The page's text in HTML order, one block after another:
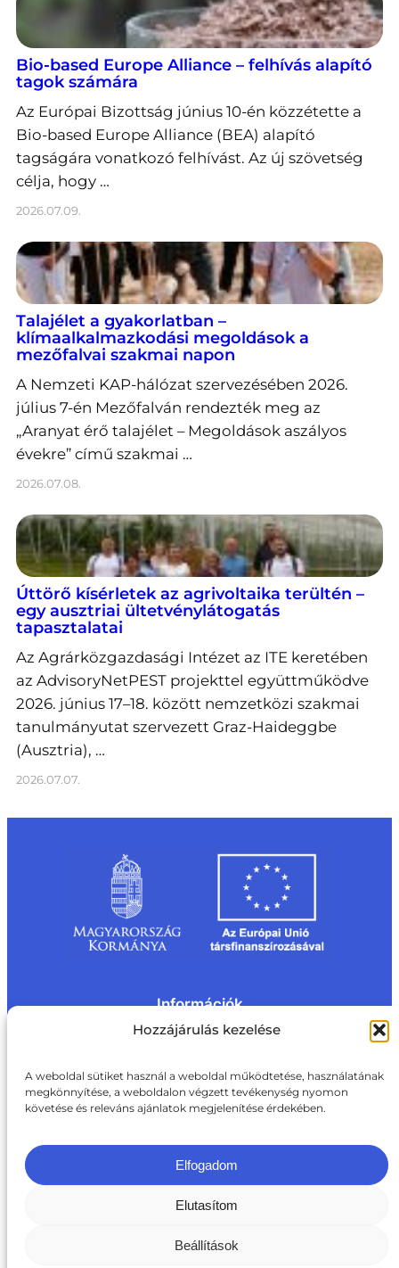
Hozzájárulás kezelése
A weboldal sütiket használ a weboldal működtetése, használatának
megkönnyítése, a weboldalon végzett tevékenység nyomon
követése és releváns ajánlatok megjelenítése érdekében.
Elfogadom
Elutasítom
Beállítások
Bio-based Europe Alliance – felhívás alapító
tagok számára
Az Európai Bizottság június 10-én közzétette a
Bio-based Europe Alliance (BEA) alapító
tagságára vonatkozó felhívást. Az új szövetség
célja, hogy …
2026.07.09.
Talajélet a gyakorlatban –
klímaalkalmazkodási megoldások a
mezőfalvai szakmai napon
A Nemzeti KAP-hálózat szervezésében 2026.
július 7-én Mezőfalván rendezték meg az
„Aranyat érő talajélet – Megoldások aszályos
évekre” című szakmai …
2026.07.08.
Úttörő kísérletek az agrivoltaika terültén –
egy ausztriai ültetvénylátogatás
tapasztalatai
Az Agrárközgazdasági Intézet az ITE keretében
az AdvisoryNetPEST projekttel együttműködve
2026. június 17–18. között nemzetközi szakmai
tanulmányutat szervezett Graz-Haideggbe
(Ausztria), …
2026.07.07.
Információk
Impresszum
Rólunk
Oldaltérkép
Adatvédelmi nyilatkozat
Akadálymentesítési nyilatkozat
Cookie tájékoztató
Kapcsolat
ite@aki.gov.hu